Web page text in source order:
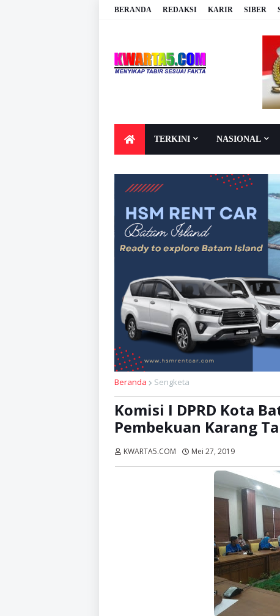
BERANDA REDAKSI KARIR SIBER
TERKINI NASIONAL
Beranda Sengketa
Komisi I DPRD Kota
Pembekuan Karang
KWARTA5.COM Mei 27, 2019